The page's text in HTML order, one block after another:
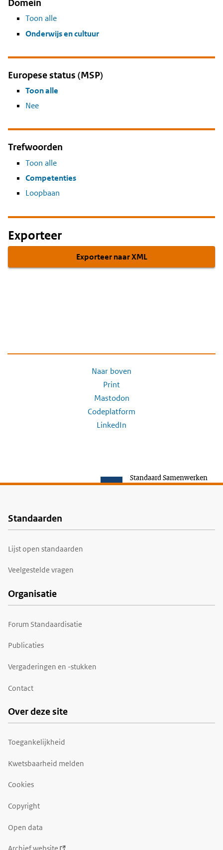
Domein
Toon alle
Onderwijs en cultuur
Europese status (MSP)
Toon alle
Nee
Trefwoorden
Toon alle
Competenties
Loopbaan
Exporteer
Exporteer naar XML
Naar boven
Print
Mastodon
Codeplatform
LinkedIn
Standaard Samenwerken
Voet
Standaarden
Lijst open standaarden
Veelgestelde vragen
Organisatie
Forum Standaardisatie
Publicaties
Vergaderingen en -stukken
Contact
Over deze site
Toegankelijkheid
Kwetsbaarheid melden
Cookies
Copyright
Open data